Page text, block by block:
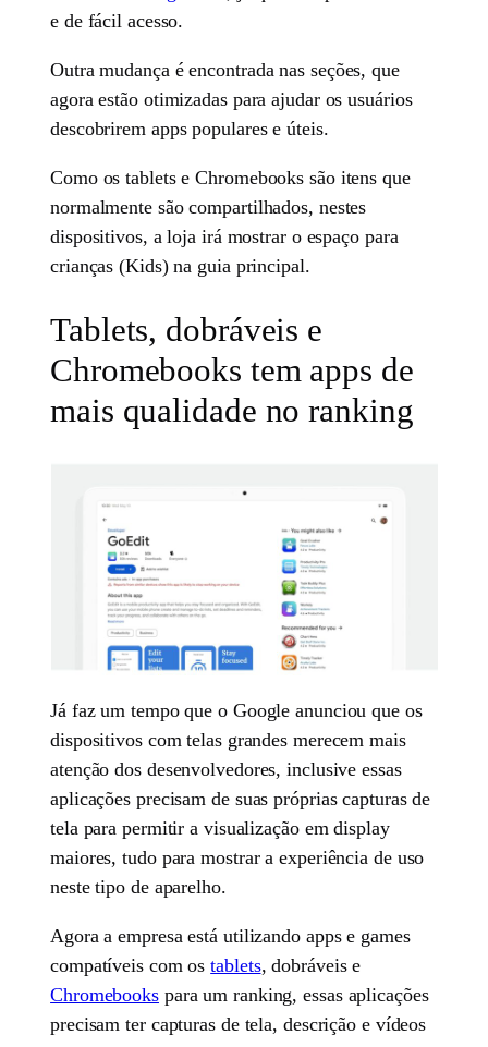
e de fácil acesso.
Outra mudança é encontrada nas seções, que
agora estão otimizadas para ajudar os usuários
descobrirem apps populares e úteis.
Como os tablets e Chromebooks são itens que
normalmente são compartilhados, nestes
dispositivos, a loja irá mostrar o espaço para
crianças (Kids) na guia principal.
Tablets, dobráveis e
Chromebooks tem apps de
mais qualidade no ranking
Já faz um tempo que o Google anunciou que os
dispositivos com telas grandes merecem mais
atenção dos desenvolvedores, inclusive essas
aplicações precisam de suas próprias capturas de
tela para permitir a visualização em display
maiores, tudo para mostrar a experiência de uso
neste tipo de aparelho.
Agora a empresa está utilizando apps e games
compatíveis com ostablets, dobráveis e
Chromebookspara um ranking, essas aplicações
precisam ter capturas de tela, descrição e vídeos